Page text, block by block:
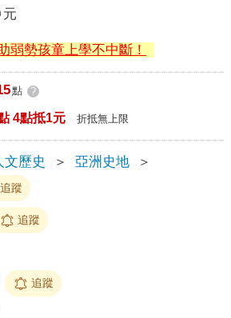
元
弱勢孩童上學不中斷！
點 ?
4點抵1元 折抵無上限
文歷史 ＞ 亞洲史地
＞
追蹤
追蹤
追蹤